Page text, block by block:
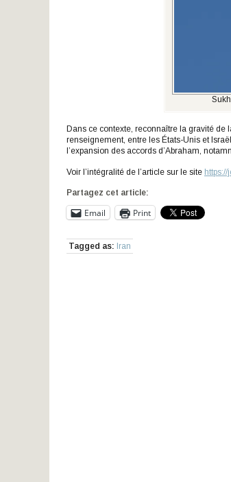
Dans ce contexte, reconnaître la gravité
renseignement, entre les États-Unis et
l’expansion des accords d’Abraham,
Voir l’intégralité de l’article sur le site
Partagez cet article:
Email Print
Tagged as: Iran